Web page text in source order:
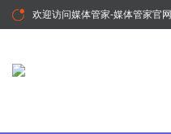
欢迎访问媒体管家-媒体管家官网